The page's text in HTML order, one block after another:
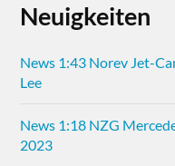
Neuigkeiten
News 1:43 Norev Jet-
Lee
News 1:18 NZG
2023